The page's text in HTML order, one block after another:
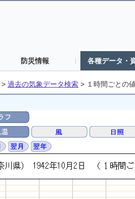
防災情報 各種データ・
> 過去の気象データ検索 > １時間ごとの